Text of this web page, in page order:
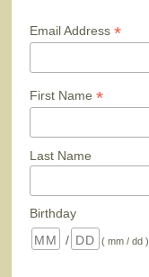
Email Address *
First Name *
Last Name
Birthday
/
( mm / dd )